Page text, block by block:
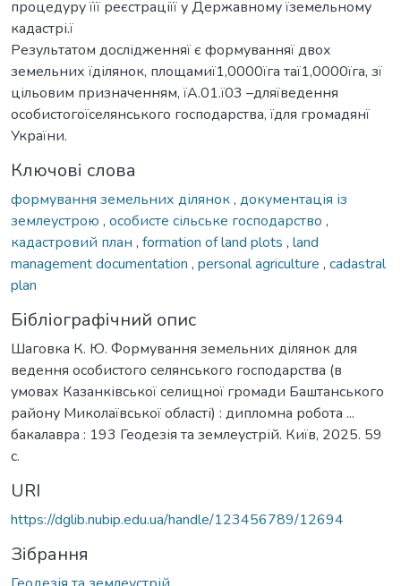
процедуру їїї реєстраціїї у Державному їземельному
кадастрі.ї
Результатом дослідженняї є формуванняї двох
земельних їділянок, площамиї1,0000їга таї1,0000їга, зї
цільовим призначенням, їА.01.ї03 –дляїведення
особистогоїселянського господарства, їдля громадянї
України.
Ключові слова
формування земельних ділянок, документація із
землеустрою , особисте сільське господарство ,
кадастровий план , formation of land plots , land
management documentation , personal agriculture , cadastral
plan
Бібліографічний опис
Шаговка К. Ю. Формування земельних ділянок для
ведення особистого селянського господарства (в
умовах Казанківської селищної громади Баштанського
району Миколаївської області) : дипломна робота ...
бакалавра : 193 Геодезія та землеустрій. Київ, 2025. 59
с.
URI
https://dglib.nubip.edu.ua/handle/123456789/12694
Зібрання